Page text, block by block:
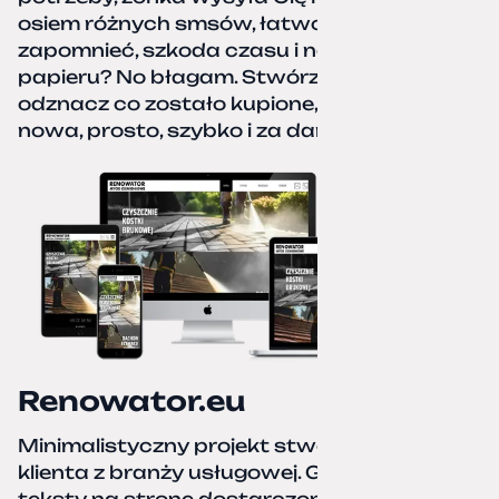
osiem różnych smsów, łatwo coś pominać,
zapomnieć, szkoda czasu i nerwów. Kartka
papieru? No błagam. Stwórz listę zakupów,
odznacz co zostało kupione, zacznij od
nowa, prosto, szybko i za darmo.
Renowator.eu
Minimalistyczny projekt stworzony dla
klienta z branży usługowej. Grafiki oraz